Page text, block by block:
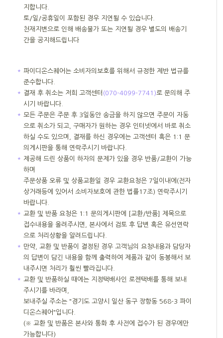
지합니다.
토/일/공휴일이 포함된 경우 지연될 수 있습니다.
천재지변으로 인해 배송불가 또는 지연될 경우 별도의 배송기
간을 공지해드립니다
＊ 파이디온스퀘어는 소비자의보호를 위해서 규정한 제반 법규를
준수합니다.
＊ 결재 후 취소는 저희 고객센터 (070-4099-7741)로 문의해 주
시기 바랍니다.
＊ 모든 주문은 주문 후 3일동안 송금을 하지 않으면 주문이 자동
으로 취소가 되고, 구매자가 원하는 경우 인터넷에서 바로 취소
하실 수도 있으며, 결재를 하신 경우에는 고객센터 혹은 1:1 문
의게시판을 통해 연락주시기 바랍니다.
＊ 제공해 드린 상품이 하자의 문제가 있을 경우 반품/교환이 가능
하며
주문상품 오류 및 상품교환일 경우 교환요청은 7일이내에(전자
상거래등에 있어서 소비자보호에 관한 법률17조) 연락주시기
바랍니다.
＊ 교환 및 반품 요청은 1:1 문의게시판에 [교환/반품] 제목으로
접수내용을 올려주시면, 본사에서 검토 후 답변 혹은 유선연락
으로 처리상황을 알려드립니다.
＊ 만약, 교환 및 반품이 결정된 경우 고객님의 요청내용과 담당자
의 답변이 담긴 내용을 함께 출력하여 제품과 같이 동봉해서 보
내주시면 처리가 훨씬 빨라집니다.
＊ 교환 및 반품하실 때에는 지정택배사인 로젠택배를 통해 보내
주시기를 바라며,
보내주실 주소는 "경기도 고양시 일산 동구 장항동 568-3 파이
디온스퀘어"입니다.
(※ 교환 및 반품은 본사와 통화 후 사전에 접수가 된 경우에만
가능합니다)